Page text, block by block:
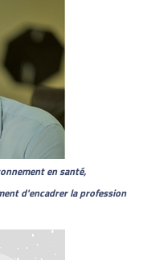
en santé,
d'encadrer la profession